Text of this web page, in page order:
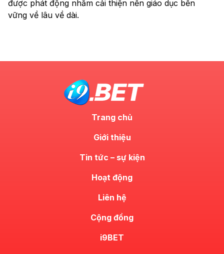
được phát động nhằm cải thiện nền giáo dục bền
vững về lâu về dài.
Trang chủ
Giới thiệu
Tin tức – sự kiện
Hoạt động
Liên hệ
Cộng đồng
i9BET